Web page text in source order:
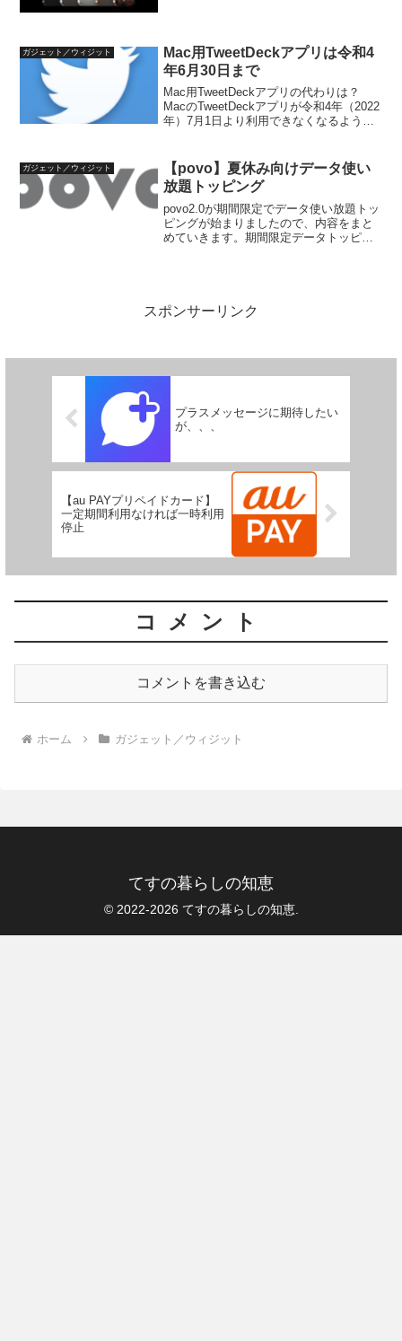
ガジェット／ウィジット
Mac用TweetDeckアプリは令和4
年6月30日まで
Mac用TweetDeckアプリの代わりは？
MacのTweetDeckアプリが令和4年（2022
年）7月1日より利用できなくなるようで
ックマークをする、常時開いておき...
ガジェット／ウィジット
【povo】夏休み向けデータ使い
放題トッピング
povo2.0が期間限定でデータ使い放題トッ
ピングが始まりましたので、内容をまと
めていきます。期間限定データトッピン
スポンサーリンク
プラスメッセージに期待したい
が、、、
【au PAYプリペイドカード】
一定期間利用なければ一時利用
停止
コメント
コメントを書き込む
ホーム ガジェット／ウィジット
てすの暮らしの知恵
© 2022-2026 てすの暮らしの知恵.